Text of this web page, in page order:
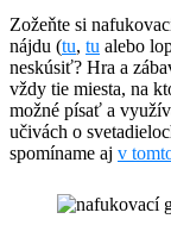
Zožeňte si
nájdu (tu, tu alebo
neskúsiť? Hra a
vždy tie miesta, na
možné písať a
učivách o
spomíname aj v